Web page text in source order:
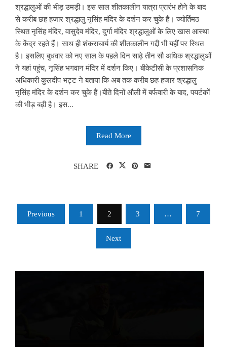
श्रद्धालुओं की भीड़ उमड़ी। इस साल शीतकालीन यात्रा प्रारंभ होने के बाद
से करीब छह हजार श्रद्धालु नृसिंह मंदिर के दर्शन कर चुके हैं। ज्योर्तिमठ
स्थित नृसिंह मंदिर, वासुदेव मंदिर, दुर्गा मंदिर श्रद्धालुओं के लिए खास आस्था
के केंद्र रहते हैं। साथ ही शंकराचार्य की शीतकालीन गद्दी भी यहीं पर स्थित
है। इसलिए बुधवार को नए साल के पहले दिन साढ़े तीन सौ अधिक श्रद्धालुओं
ने यहां पहुंच, नृसिंह भगवान मंदिर में दर्शन किए। बीकेटीसी के प्रशासनिक
अधिकारी कुलदीप भट्ट ने बताया कि अब तक करीब छह हजार श्रद्धालु
नृसिंह मंदिर के दर्शन कर चुके हैं।बीते दिनों औली में बर्फवारी के बाद, पयर्टकों
की भीड़ बढ़ी है। इस...
Read More
SHARE
Posts
pagination
Previous 1 2 3 … 7
Next